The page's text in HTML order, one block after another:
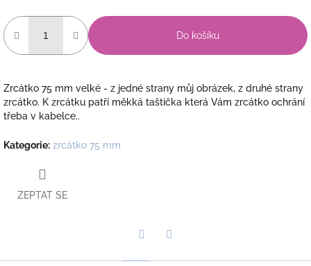
Do košíku
Zrcátko 75 mm velké - z jedné strany můj obrázek, z druhé strany
zrcátko. K zrcátku patří měkká taštička která Vám zrcátko ochrání
třeba v kabelce..
Kategorie: zrcátko 75 mm
ZEPTAT SE